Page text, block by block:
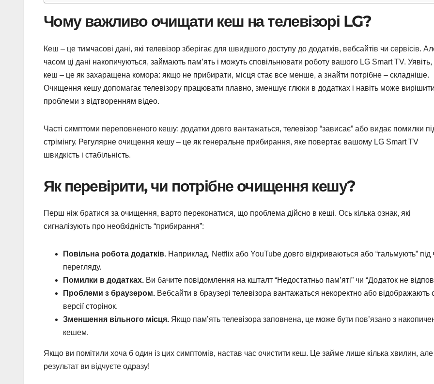
Чому важливо очищати кеш на телевізорі LG?
Кеш – це тимчасові дані, які телевізор зберігає для швидшого доступу до додатків, вебсайтів чи сервісів.
часом ці дані накопичуються, займають пам’ять і можуть сповільнювати роботу вашого LG Smart TV.
кеш – це як захаращена комора: якщо не прибирати, місця стає все менше, а знайти потрібне – складніше.
Очищення кешу допомагає телевізору працювати плавно, зменшує глюки в додатках і навіть може вирішити
проблеми з відтворенням відео.
Часті симптоми переповненого кешу: додатки довго вантажаться, телевізор “зависає” або видає помилки
стрімінгу. Регулярне очищення кешу – це як генеральне прибирання, яке повертає вашому LG Smart TV
швидкість і стабільність.
Як перевірити, чи потрібне очищення кешу?
Перш ніж братися за очищення, варто переконатися, що проблема дійсно в кеші. Ось кілька ознак, які
сигналізують про необхідність “прибирання”:
Повільна робота додатків. Наприклад, Netflix або YouTube довго відкриваються або “гальмують” під
перегляду.
Помилки в додатках. Ви бачите повідомлення на кшталт “Недостатньо пам’яті” чи “Додаток не
Проблеми з браузером. Вебсайти в браузері телевізора вантажаться некоректно або відображають
версії сторінок.
Зменшення вільного місця. Якщо пам’ять телевізора заповнена, це може бути пов’язано з
кешем.
Якщо ви помітили хоча б один із цих симптомів, настав час очистити кеш. Це займе лише кілька хвилин, але
результат ви відчуєте одразу!